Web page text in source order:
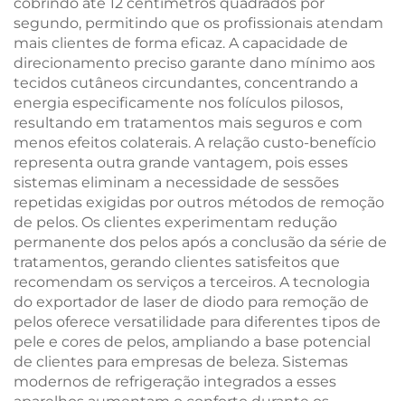
segundo, permitindo que os profissionais atendam
mais clientes de forma eficaz. A capacidade de
direcionamento preciso garante dano mínimo aos
tecidos cutâneos circundantes, concentrando a
energia especificamente nos folículos pilosos,
resultando em tratamentos mais seguros e com
menos efeitos colaterais. A relação custo-benefício
representa outra grande vantagem, pois esses
sistemas eliminam a necessidade de sessões
repetidas exigidas por outros métodos de remoção
de pelos. Os clientes experimentam redução
permanente dos pelos após a conclusão da série de
tratamentos, gerando clientes satisfeitos que
recomendam os serviços a terceiros. A tecnologia
do exportador de laser de diodo para remoção de
pelos oferece versatilidade para diferentes tipos de
pele e cores de pelos, ampliando a base potencial
de clientes para empresas de beleza. Sistemas
modernos de refrigeração integrados a esses